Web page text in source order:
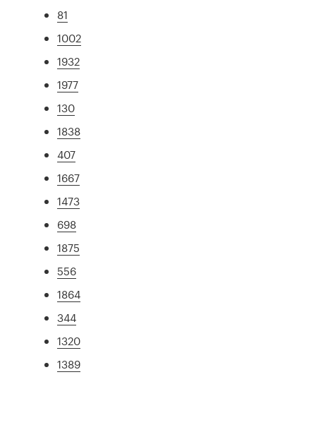
81
1002
1932
1977
130
1838
407
1667
1473
698
1875
556
1864
344
1320
1389